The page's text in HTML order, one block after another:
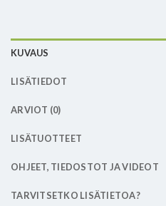
KUVAUS
LISÄTIEDOT
ARVIOT (0)
LISÄTUOTTEET
OHJEET, TIEDOSTOT JA VIDEOT
TARVITSETKO LISÄTIETOA?